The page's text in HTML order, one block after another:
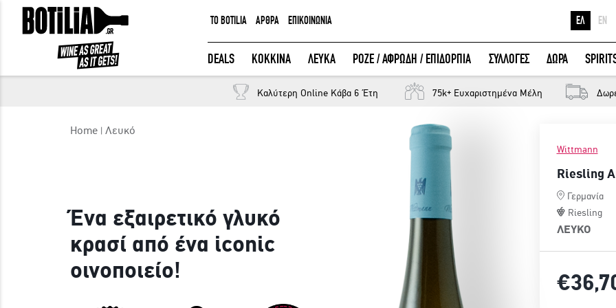
ΕΙΣΟΔΟΣ ΜΕΛΩΝ
Να με θυμάσαι
ΕΙΣΟΔΟΣ ΜΕ FACEBOOK
TO BOTILIA ΑΡΘΡΑ ΕΠΙΚΟΙΝΩΝΙΑ ΕΛ EN
DEALS ΚΟΚΚΙΝΑ ΛΕΥΚΑ ΡΟΖΕ / ΑΦΡΩΔΗ / ΕΠΙΔΟΡΠΙΑ ΣΥΛΛΟΓΕΣ ΔΩΡΑ
Καλύτερη Online Κάβα 6 Έτη 75k+ Ευχαριστημένα Μέλη
Home Λευκό
Ένα εξαιρετικό γλυκό
κρασί από ένα iconic
οινοποιείο!
Wittmann
Riesling
Γερμανία
Riesling
ΛΕΥΚΟ
€36,